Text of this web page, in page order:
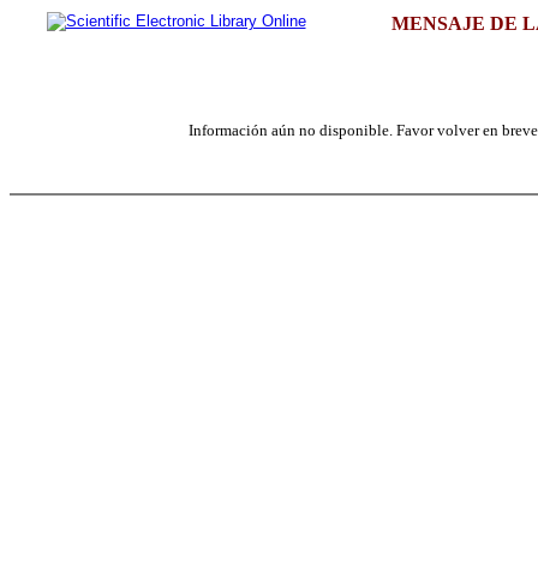
MENSAJE DE
Información aún no disponible. Favor volver en